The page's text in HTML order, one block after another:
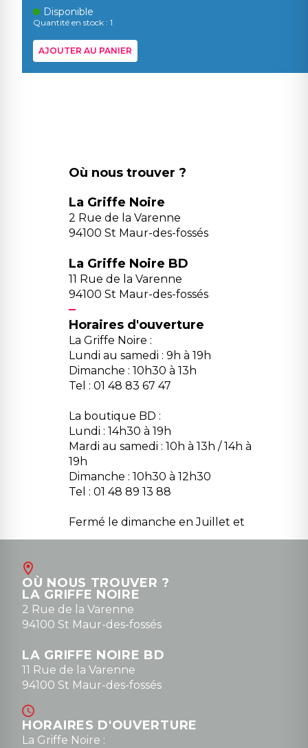
Disponible
Quantité en stock : 1
AJOUTER AU PANIER
Où nous trouver ?
La Griffe Noire
2 Rue de la Varenne
94100 St Maur-des-fossés
La Griffe Noire BD
11 Rue de la Varenne
94100 St Maur-des-fossés
Horaires d'ouverture
La Griffe Noire :
Lundi au samedi : 9h à 19h
Dimanche : 10h30 à 13h
Tel : 01 48 83 67 47
La boutique BD :
Lundi : 14h30 à 19h
Mardi au samedi : 10h à 13h / 14h à
19h
Dimanche : 10h30 à 12h30
Tel : 01 48 89 13 88
Fermé le dimanche en Juillet et
Août
contact@la-griffe-noire.com
0148836747
OÙ NOUS TROUVER ?
LA GRIFFE NOIRE
2 Rue de la Varenne
94100 St Maur-des-fossés
LA GRIFFE NOIRE BD
11 Rue de la Varenne
94100 St Maur-des-fossés
HORAIRES D'OUVERTURE
La Griffe Noire :